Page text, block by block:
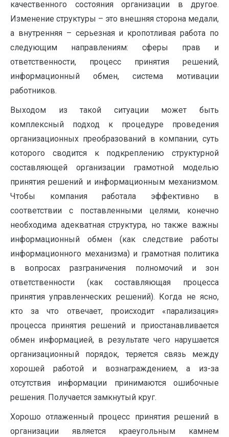
качественного состояния организации в другое.
Изменение структуры – это внешняя сторона медали,
а внутренняя – серьезная и кропотливая работа по
следующим направлениям: сферы прав и
ответственности, процесс принятия решений,
информационный обмен, система мотивации
работников.
Выходом из такой ситуации может быть
комплексный подход к процедуре проведения
организационных преобразований в компании, суть
которого сводится к подкреплению структурной
составляющей организации грамотной моделью
принятия решений и информационным механизмом.
Чтобы компания работала эффективно в
соответствии с поставленными целями, конечно
необходима адекватная структура, но также важны
информационный обмен (как следствие работы
информационного механизма) и грамотная политика
в вопросах разграничения полномочий и зон
ответственности (как составляющая процесса
принятия управленческих решений). Когда не ясно,
кто за что отвечает, происходит «парализация»
процесса принятия решений и приостанавливается
обмен информацией, в результате чего нарушается
организационный порядок, теряется связь между
хорошей работой и вознаграждением, а из-за
отсутствия информации принимаются ошибочные
решения. Получается замкнутый круг.
Хорошо отлаженный процесс принятия решений в
организации является краеугольным камнем